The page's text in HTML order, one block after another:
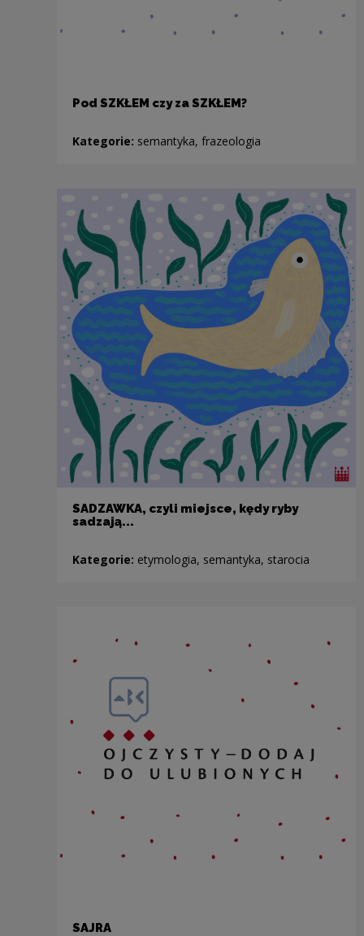
Pod SZKŁEM czy za SZKŁEM?
Kategorie: semantyka, frazeologia
SADZAWKA, czyli miejsce, kędy ryby
sadzają...
Kategorie: etymologia, semantyka, starocia
SAJRA